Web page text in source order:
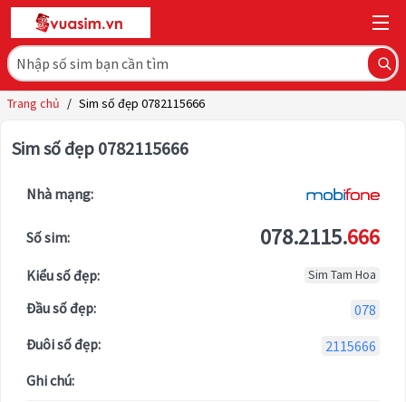
Trang chủ / Sim số đẹp 0782115666
Sim số đẹp 0782115666
Nhà mạng:
Số sim: 078.2115.666
Kiểu số đẹp: Sim Tam Hoa
Đầu số đẹp:
078
Đuôi số đẹp:
2115666
Ghi chú: